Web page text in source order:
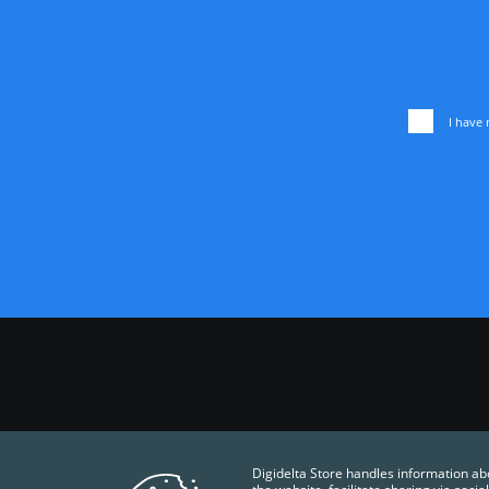
I have
QUALITY POLICY TERMS AND CONDITIONS
Digidelta Store handles information